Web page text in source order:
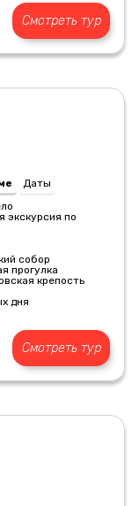
Смотреть тур
Даты
экскурсия по
собор
прогулка
крепость
дня
Смотреть тур